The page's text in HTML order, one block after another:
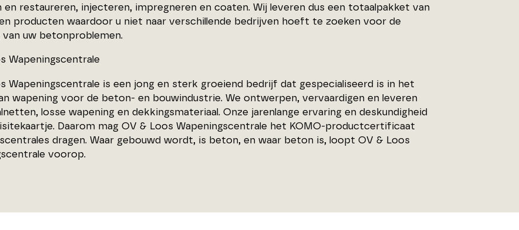
en restaureren, injecteren, impregneren en coaten. Wij leveren dus een totaalpakket van
producten waardoor u niet naar verschillende bedrijven hoeft te zoeken voor de
van uw betonproblemen.
Wapeningscentrale
Wapeningscentrale is een jong en sterk groeiend bedrijf dat gespecialiseerd is in het
wapening voor de beton- en bouwindustrie. We ontwerpen, vervaardigen en leveren
losse wapening en dekkingsmateriaal. Onze jarenlange ervaring en deskundigheid
Daarom mag OV & Loos Wapeningscentrale het KOMO-productcertificaat
dragen. Waar gebouwd wordt, is beton, en waar beton is, loopt OV & Loos
voorop.